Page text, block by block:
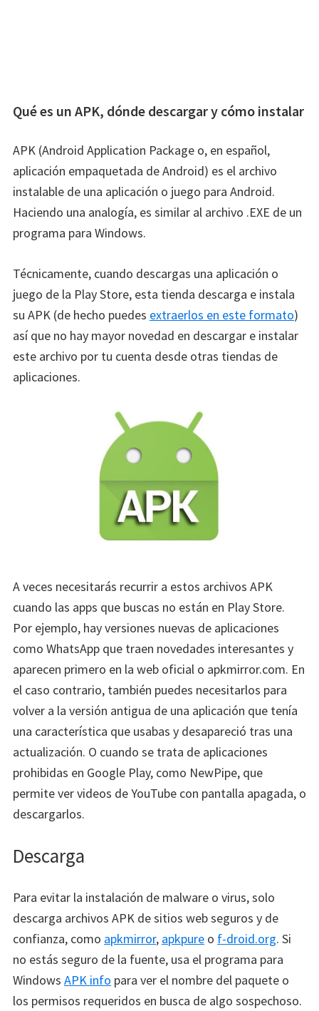
Qué es un APK, dónde descargar y cómo instalar
APK (Android Application Package o, en español,
aplicación empaquetada de Android) es el archivo
instalable de una aplicación o juego para Android.
Haciendo una analogía, es similar al archivo .EXE de un
programa para Windows.
Técnicamente, cuando descargas una aplicación o
juego de la Play Store, esta tienda descarga e instala
su APK (de hecho puedes extraerlos en este formato)
así que no hay mayor novedad en descargar e instalar
este archivo por tu cuenta desde otras tiendas de
aplicaciones.
A veces necesitarás recurrir a estos archivos APK
cuando las apps que buscas no están en Play Store.
Por ejemplo, hay versiones nuevas de aplicaciones
como WhatsApp que traen novedades interesantes y
aparecen primero en la web oficial o apkmirror.com. En
el caso contrario, también puedes necesitarlos para
volver a la versión antigua de una aplicación que tenía
una característica que usabas y desapareció tras una
actualización. O cuando se trata de aplicaciones
prohibidas en Google Play, como NewPipe, que
permite ver videos de YouTube con pantalla apagada, o
descargarlos.
Descarga
Para evitar la instalación de malware o virus, solo
descarga archivos APK de sitios web seguros y de
confianza, como apkmirror, apkpure o f-droid.org. Si
no estás seguro de la fuente, usa el programa para
Windows APK info para ver el nombre del paquete o
los permisos requeridos en busca de algo sospechoso.